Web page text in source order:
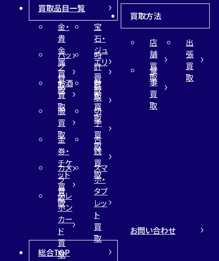
買取品目一覧
金・
貴
金
属
買
取
宝
石・
ジュ
エリ
ー
買
取
バッ
グ
買
取
時
計
買
取
お酒
買
取
財
布
買
取
服
買
取
切
手
買
取
金
券・
チケ
ット
買
取
古
銭
買
取
カメ
ラ
買
取
スマ
ホ・
タブ
レッ
ト
買
取
テレ
ホン
カー
ド
買
取
買取方法
店
舗
買
取
出
張
買
取
催
事
買
取
総合TOP
お問い合わせ